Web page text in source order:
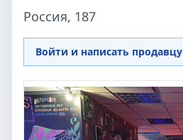
Россия, 187
Войти и написать продавцу